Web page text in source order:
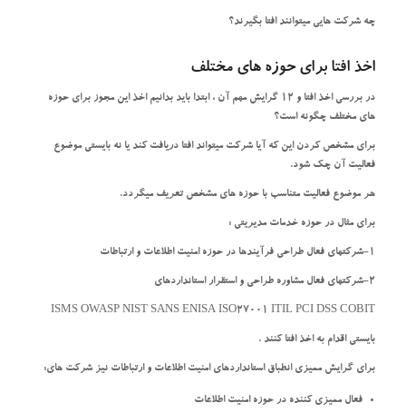
چه شرکت هایی میتوانند افتا بگیرند؟
اخذ افتا برای حوزه های مختلف
در بررسی اخذ افتا و 12 گرایش مهم آن ، ابتدا باید بدانیم اخذ این مجوز برای حوزه
های مختلف چگونه است؟
برای مشخص کردن این که آیا شرکت میتواند افتا دریافت کند یا نه بایستی موضوع
فعالیت آن چک شود.
هر موضوع فعالیت متناسب با حوزه های مشخص تعریف میگردد.
برای مثال در حوزه خدمات مدیریتی :
1-شرکتهای فعال طراحی فرآیندها در حوزه امنیت اطلاعات و ارتباطات
2-شرکتهای فعال مشاوره طراحی و استقرار استانداردهای
ISMS OWASP NIST SANS ENISA ISO27001 ITIL PCI DSS COBIT
بایستی اقدام به اخذ افتا کنند .
برای گرایش ممیزی انطباق استانداردهای امنیت اطلاعات و ارتباطات نیز شرکت های:
فعال ممیزی کننده در حوزه امنیت اطلاعات